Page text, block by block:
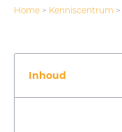
Home > Kenniscentrum >
Inhoud